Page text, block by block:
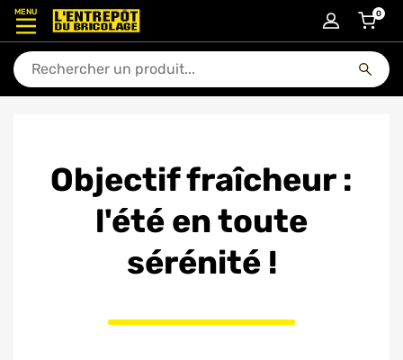
MENU
En quoi puis-je vous aider ?
0article
Objectif fraîcheur :
l'été en toute
sérénité !